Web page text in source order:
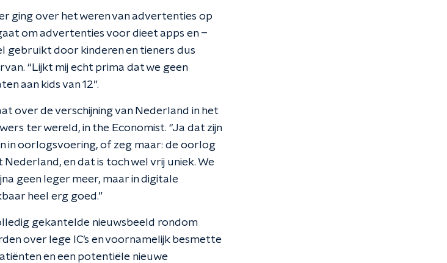
ging over het weren van advertenties op
om advertenties voor dieet apps en –
gebruikt door kinderen en tieners dus
“Lijkt mij echt prima dat we geen
aan kids van 12”.
over de verschijning van Nederland in het
ter wereld, in the Economist. ‘’Ja dat zijn
in oorlogsvoering, of zeg maar: de oorlog
en dat is toch wel vrij uniek. We
geen leger meer, maar in digitale
heel erg goed.”
gekantelde nieuwsbeeld rondom
over lege IC’s en voornamelijk besmette
en een potentiële nieuwe